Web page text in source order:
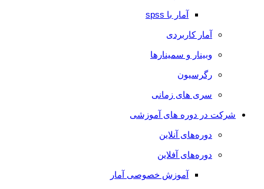
آمار با spss
آمار کاربردی
وبینار و سمینارها
رگرسیون
سری های زمانی
شرکت در دوره های آموزشی
دوره‌های آنلاین
دوره‌های آفلاین
آموزش خصوصی آمار